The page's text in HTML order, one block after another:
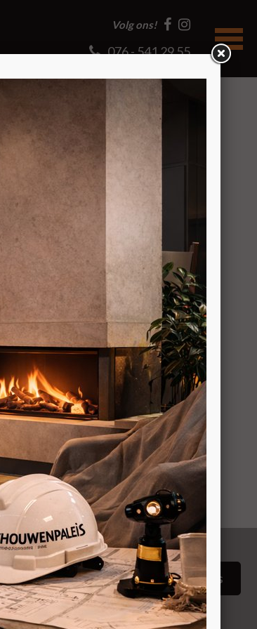
Volg ons!
076 - 541 29 55
Pelletkachels CV Pelletkachels